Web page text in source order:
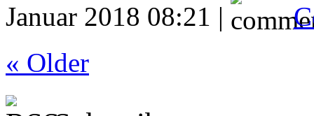
Januar 2018 08:21 |
« Older